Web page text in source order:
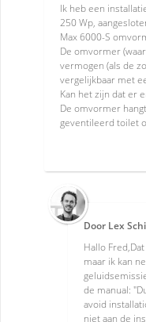
Ik heb een
250 Wp,
Max 6000-S
De omvormer
vermogen (als de
vergelijkbaar met
Kan het zijn dat er
De omvormer
geventileerd toilet
Door Lex
Hallo
maar ik kan
de manual:
avoid
niet aan de